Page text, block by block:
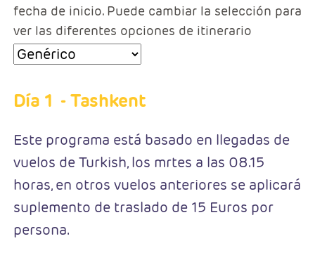
fecha de inicio. Puede cambiar la selección para
ver las diferentes opciones de itinerario
Día 1 - Tashkent
Este programa está basado en llegadas de
vuelos de Turkish, los mrtes a las 08.15
horas, en otros vuelos anteriores se aplicará
suplemento de traslado de 15 Euros por
persona.